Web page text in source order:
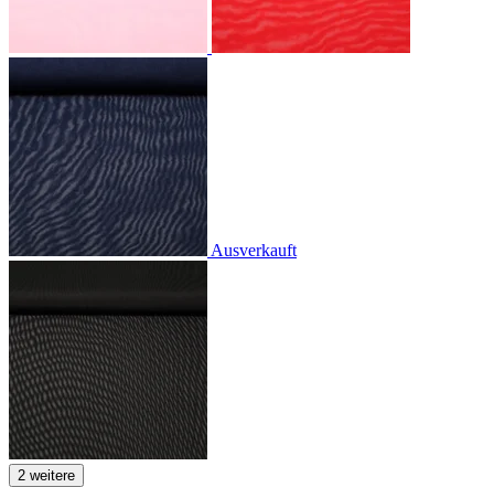
Ausverkauft
2 weitere